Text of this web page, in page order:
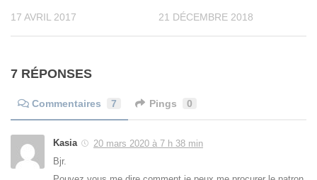
17 AVRIL 2017 21 DÉCEMBRE 2018
7 RÉPONSES
Commentaires 7 Pings 0
Kasia
20 mars 2020 à 7 h 38 min
Bjr.